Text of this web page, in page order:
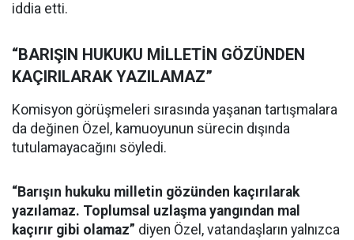
iddia etti.
“BARIŞIN HUKUKU MİLLETİN GÖZÜNDEN
KAÇIRILARAK YAZILAMAZ”
Komisyon görüşmeleri sırasında yaşanan tartışmalara
da değinen Özel, kamuoyunun sürecin dışında
tutulamayacağını söyledi.
“Barışın hukuku milletin gözünden kaçırılarak
yazılamaz. Toplumsal uzlaşma yangından mal
kaçırır gibi olamaz” diyen Özel, vatandaşların yalnızca